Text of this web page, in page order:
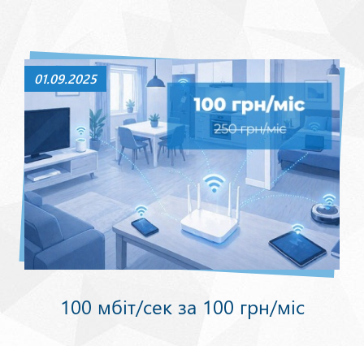
01.09.2025
100 мбіт/сек за 100 грн/міс